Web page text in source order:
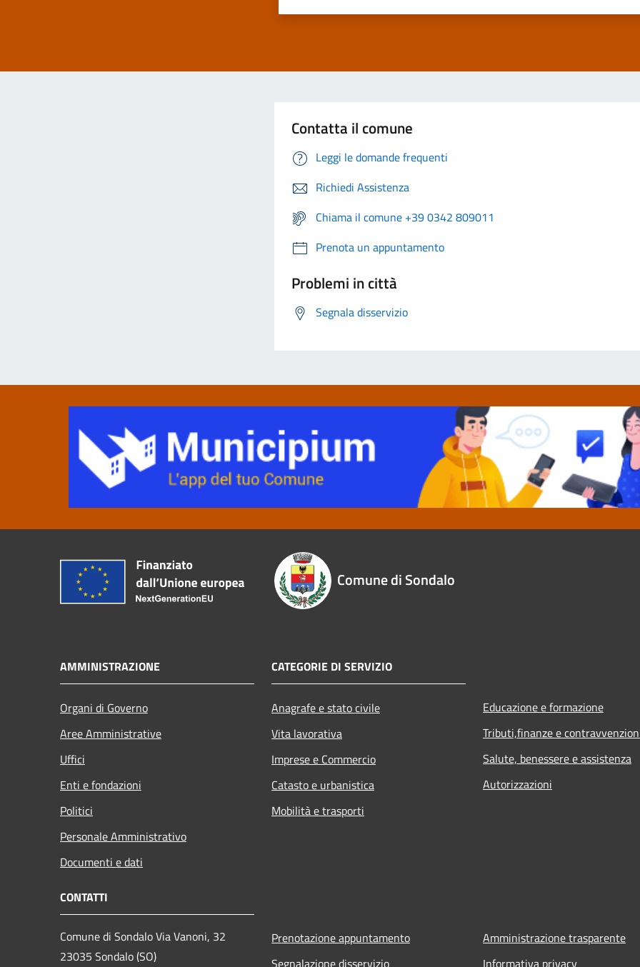
Contatta il comune
Leggi le domande frequenti
Richiedi Assistenza
Chiama il comune +39 0342 809011
Prenota un appuntamento
Problemi in città
Segnala disservizio
Comune di Sondalo
AMMINISTRAZIONE
Organi di Governo
Aree Amministrative
Uffici
Enti e fondazioni
Politici
Personale Amministrativo
Documenti e dati
CATEGORIE DI SERVIZIO
Anagrafe e stato civile
Vita lavorativa
Imprese e Commercio
Catasto e urbanistica
Mobilità e trasporti
Educazione e formazione
Tributi,finanze e
Salute, benessere e assistenza
Autorizzazioni
CONTATTI
Comune di Sondalo Via Vanoni, 32
23035 Sondalo (SO)
Prenotazione appuntamento
Segnalazione disservizio
Amministrazione trasparente
Informativa privacy